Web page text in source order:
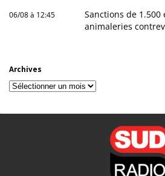
06/08 à 12:45
Sanctions de 1.500
animaleries
Archives
Archives